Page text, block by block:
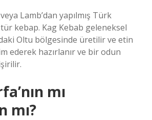
Lamb’dan yapılmış Türk
kebap. Kag Kebab geleneksel
Oltu bölgesinde üretilir ve etin
ederek hazırlanır ve bir odun
mı
mı?